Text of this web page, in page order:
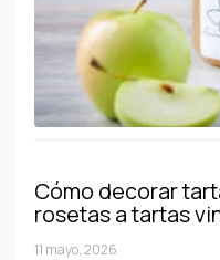
Cómo decorar
rosetas a tartas
11 mayo, 2026